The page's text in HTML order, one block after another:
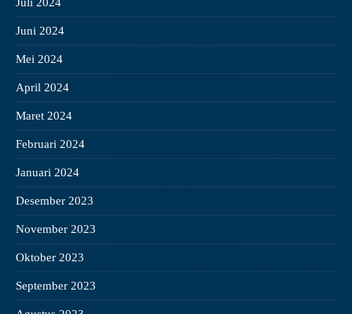
Juni 2024
Mei 2024
April 2024
Maret 2024
Februari 2024
Januari 2024
Desember 2023
November 2023
Oktober 2023
September 2023